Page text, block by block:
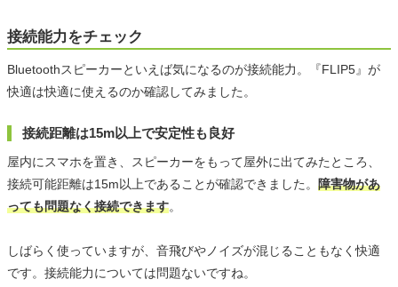
接続能力をチェック
Bluetoothスピーカーといえば気になるのが接続能力。『FLIP5』が
快適は快適に使えるのか確認してみました。
接続距離は15m以上で安定性も良好
屋内にスマホを置き、スピーカーをもって屋外に出てみたところ、
接続可能距離は15m以上であることが確認できました。 障害物があ
っても問題なく接続できます。
しばらく使っていますが、音飛びやノイズが混じることもなく快適
です。接続能力については問題ないですね。